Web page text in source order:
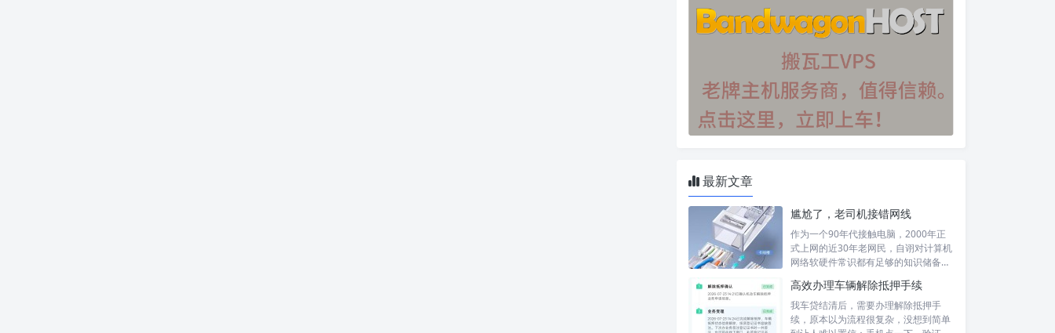
最新文章
尴尬了，老司机接错网线
作为一个90年代接触电脑，2000年正
式上网的近30年老网民，自诩对计算机
网络软硬件常识都有足够的知识储备，
高效办理车辆解除抵押手续
我车贷结清后，需要办理解除抵押手
续，原本以为流程很复杂，没想到简单